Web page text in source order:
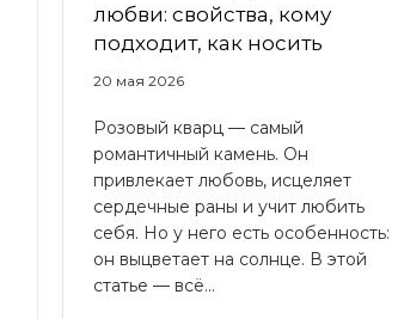
любви: свойства, кому
подходит, как носить
20 мая 2026
Розовый кварц — самый
романтичный камень. Он
привлекает любовь, исцеляет
сердечные раны и учит любить
себя. Но у него есть особенность:
он выцветает на солнце. В этой
статье — всё...